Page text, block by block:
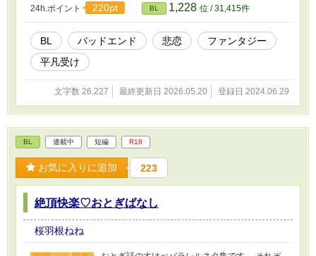
24h.ポイント 220pt BL 1,228 位 / 31,415件
BL バッドエンド 悲恋
ファンタジー
平凡受け
文字数 26,227 最終更新日 2026.05.20 登録日 2024.06.29
BL 連載中 短編 R18
お気に入りに追加 223
絶頂快楽♡おとぎばなし
桜羽根ねね